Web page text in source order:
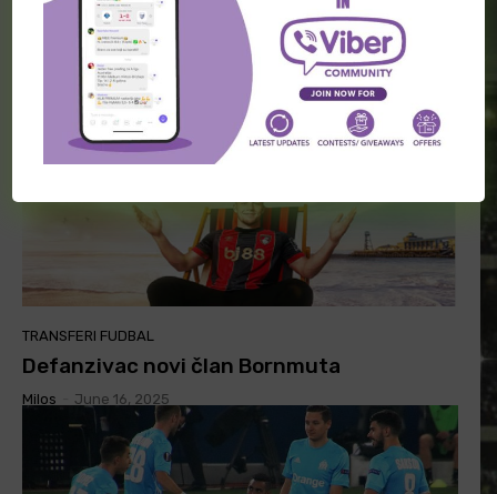
June 16, 2025
TRANSFERI FUDBAL
Defanzivac novi član Bornmuta
Milos June 16, 2025